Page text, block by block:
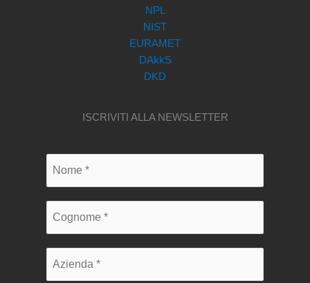
NPL
NIST
EURAMET
DAkkS
DKD
ISCRIVITI ALLA NEWSLETTER